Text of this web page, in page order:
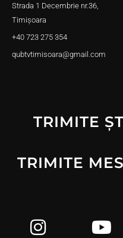
Strada 1 Decembrie nr.36,
Timișoara
+40 723 275 354
qubtvtimisoara@gmail.com
TRIMITE
TRIMITE